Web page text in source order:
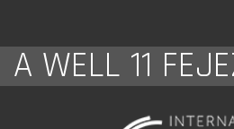
A WELL 11